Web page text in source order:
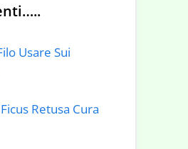
Usare Sui
Retusa Cura